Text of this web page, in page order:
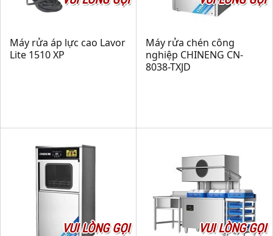
Máy rửa áp lực cao Lavor
Lite 1510 XP
Máy rửa chén công
nghiệp CHINENG CN-
8038-TXJD
VUI LÒNG GỌI VUI LÒNG GỌI